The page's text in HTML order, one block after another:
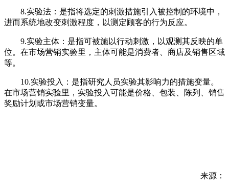
8.实验法：是指将选定的刺激措施引入被控制的环境中，
进而系统地改变刺激程度，以测定顾客的行为反应。
9.实验主体：是指可被施以行动刺激，以观测其反映的单
位。在市场营销实验里，主体可能是消费者、商店及销售区域
等。
10.实验投入：是指研究人员实验其影响力的措施变量。
在市场营销实验里，实验投入可能是价格、包装、陈列、销售
奖励计划或市场营销变量。
来源：